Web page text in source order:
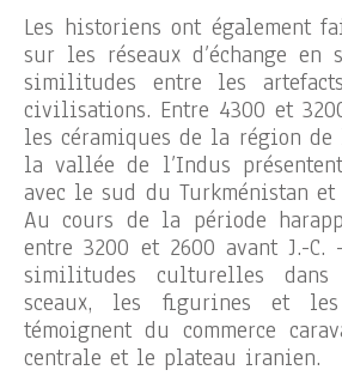
Les historiens ont également
sur les réseaux d’échange en
similitudes entre les
civilisations. Entre 4300 et
les céramiques de la région
la vallée de l’Indus
avec le sud du Turkménistan
Au cours de la période
entre 3200 et 2600 avant J.-C.
similitudes culturelles
sceaux, les figurines et
témoignent du commerce
centrale et le plateau iranien.